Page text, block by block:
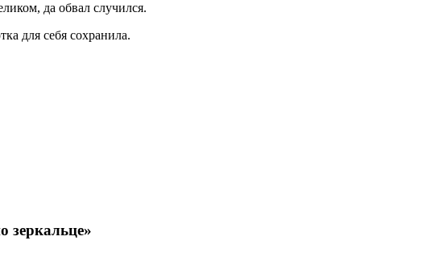
да обвал случился.
для себя сохранила.
зеркальце»